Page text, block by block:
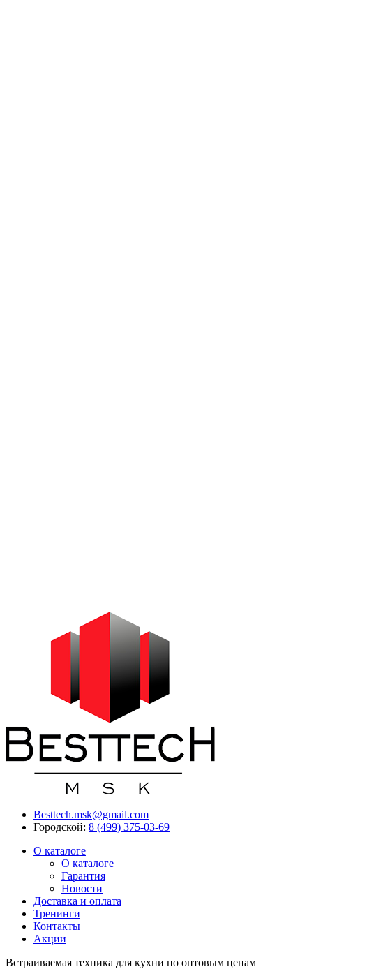
Besttech.msk@gmail.com
Городской: 8 (499) 375-03-69
О каталоге
О каталоге
Гарантия
Новости
Доставка и оплата
Тренинги
Контакты
Акции
Встраиваемая техника для кухни по оптовым ценам